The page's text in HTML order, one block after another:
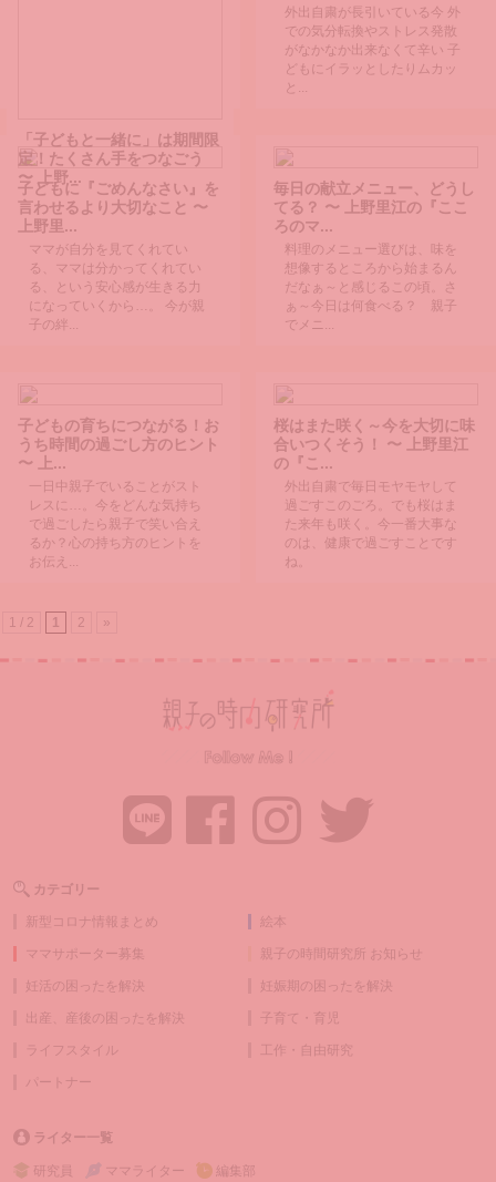
ように知らせていますか～？
「子どもと一緒に」は期間限
定！たくさん手をつなごう
〜 上野...
先日、息子は誕生日を迎えて
18歳になりました。 というこ
とは、私も母になって18年！
「こんなに小さかったんだ...
外出自粛が長引いている今 外
での気分転換やストレス発散
がなかなか出来なくて辛い 子
どもにイラッとしたりムカッ
と...
子どもに『ごめんなさい』を
言わせるより大切なこと 〜
上野里...
ママが自分を見てくれてい
る、ママは分かってくれてい
る、という安心感が生きる力
になっていくから…。 今が親
子の絆...
毎日の献立メニュー、どうし
てる？ 〜 上野里江の『ここ
ろのマ...
料理のメニュー選びは、味を
想像するところから始まるん
だなぁ～と感じるこの頃。さ
ぁ～今日は何食べる？ 親子
でメニ...
子どもの育ちにつながる！お
うち時間の過ごし方のヒント
〜 上...
一日中親子でいることがスト
レスに…。今をどんな気持ち
で過ごしたら親子で笑い合え
るか？心の持ち方のヒントを
お伝え...
桜はまた咲く～今を大切に味
合いつくそう！ 〜 上野里江
の『こ...
外出自粛で毎日モヤモヤして
過ごすこのごろ。でも桜はま
た来年も咲く。今一番大事な
のは、健康で過ごすことです
ね。
1 / 2 1 2 »
カテゴリー
新型コロナ情報まとめ 絵本
ママサポーター募集 親子の時間研究所 お知らせ
妊活の困ったを解決 妊娠期の困ったを解決
出産、産後の困ったを解決 子育て・育児
ライフスタイル 工作・自由研究
パートナー
ライター一覧
研究員 ママライター 編集部